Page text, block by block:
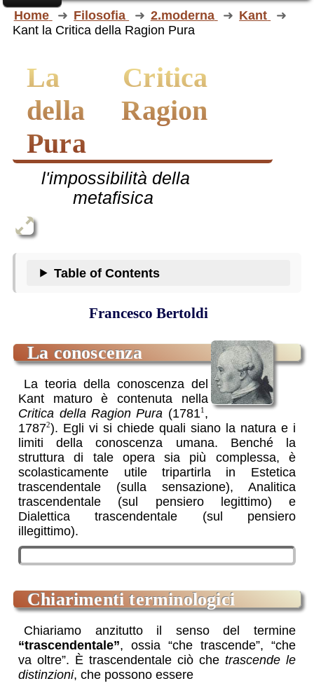
Home
Filosofia 2.moderna
Kant
Kant la Critica della Ragion Pura
la Critica
della Ragion
Pura
l'impossibilità della
metafisica
Table of Contents
Francesco Bertoldi
la conoscenza
La teoria della conoscenza del
Kant maturo è contenuta nella
Critica della Ragion Pura (17811 ,
17872). Egli vi si chiede quali siano la natura e i
limiti della conoscenza umana. Benché la
struttura di tale opera sia più complessa, è
scolasticamente utile tripartirla in Estetica
trascendentale (sulla sensazione), Analitica
trascendentale (sul pensiero legittimo) e
Dialettica trascendentale (sul pensiero
illegittimo).
chiarimenti terminologici
Chiariamo anzitutto il senso del termine
“trascendentale”, ossia “che trascende”, “che
va oltre”. È trascendentale ciò che trascende le
distinzioni, che possono essere